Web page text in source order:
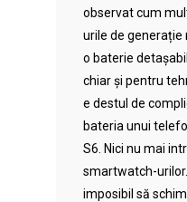
observat cum
urile de generație
o baterie
chiar și pentru
e destul de
bateria unui
S6. Nici nu mai
smartwatch-
imposibil să